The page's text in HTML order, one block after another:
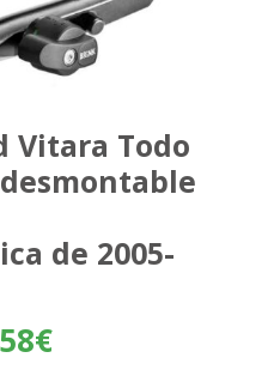
Vitara Todo
de 2005-
€Rango